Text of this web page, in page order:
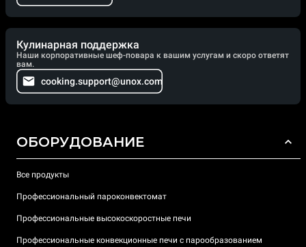
Кулинарная поддержка
Наши корпоративные шеф-повара к вашим услугам и скоро ответят
вам.
cooking.support@unox.com
ОБОРУДОВАНИЕ
Все продукты
Профессиональный пароконвектомат
Профессиональные высокоскоростные печи
Профессиональные конвекционные печи с парообразованием